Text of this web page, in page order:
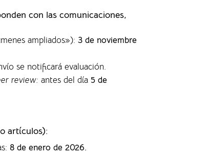
con las comunicaciones,
ampliados»): 3 de noviembre
se notificará evaluación.
review: antes del día 5 de
artículos):
:8 de enero de 2026.